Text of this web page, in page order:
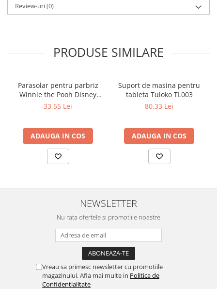
Review-uri(0)
PRODUSE SIMILARE
Parasolar pentru parbriz
Winnie the Pooh Disney
Eurasia 26022
33,55 Lei
ADAUGA IN COS
Suport de masina pentru
tableta Tuloko TL003
80,33 Lei
ADAUGA IN COS
NEWSLETTER
Nu rata ofertele si promotiile noastre
Vreau sa primesc newsletter cu promotiile
magazinului. Afla mai multe in Politica de
Confidentialitate